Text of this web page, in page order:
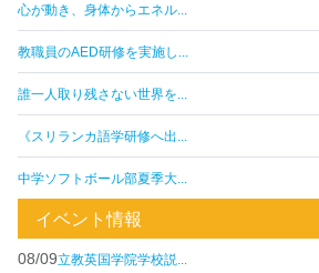
心が動き、身体からエネル...
教職員のAED研修を実施し...
誰一人取り残さない世界を...
《スリランカ語学研修へ出...
中学ソフトボール部夏季大...
イベント情報
08/09立教英国学院学校説...